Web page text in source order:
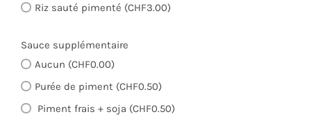
Riz sauté pimenté (CHF3.00)
Sauce supplémentaire
Aucun (CHF0.00)
Purée de piment (CHF0.50)
Piment frais + soja (CHF0.50)